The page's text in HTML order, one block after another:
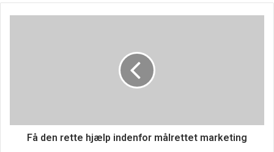
Få den rette hjælp indenfor målrettet marketing